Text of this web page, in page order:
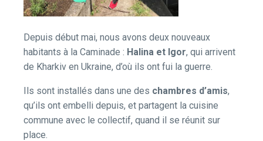
Depuis début mai, nous avons deux nouveaux
habitants à la Caminade : Halina et Igor, qui arrivent
de Kharkiv en Ukraine, d’où ils ont fui la guerre.
Ils sont installés dans une des chambres d’amis,
qu’ils ont embelli depuis, et partagent la cuisine
commune avec le collectif, quand il se réunit sur
place.